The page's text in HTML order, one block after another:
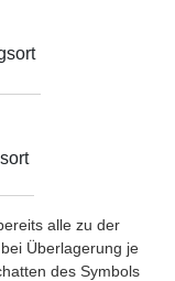
alle zu der
Überlagerung je
des Symbols